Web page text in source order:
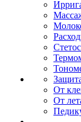
От
От